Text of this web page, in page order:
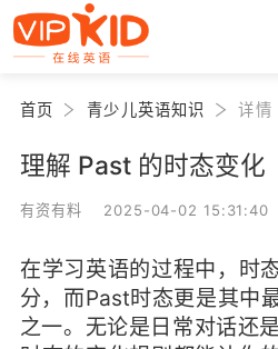
首页 青少儿英语知识 详情
理解 Past 的时态变化
有资有料 2025-04-02 15:31:40
在学习英语的过程中，时
分，而Past时态更是其中
之一。无论是日常对话还